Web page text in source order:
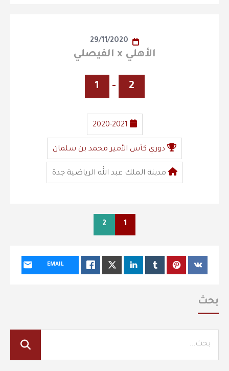
29/11/2020
الأهلي x الفيصلي
2
-
1
2020-2021
دوري كأس الأمير محمد بن سلمان
مدينة الملك عبد الله الرياضية جدة
1
2
EMAIL
بحث